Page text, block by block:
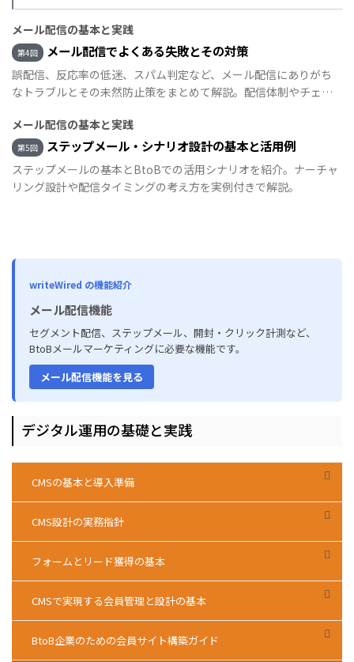
メール配信の基本と実践
第4回 メール配信でよくある失敗とその対策
誤配信、反応率の低迷、スパム判定など、メール配信にありがち
なトラブルとその未然防止策をまとめて解説。配信体制やチェッ
メール配信の基本と実践
第5回 ステップメール・シナリオ設計の基本と活用例
ステップメールの基本とBtoBでの活用シナリオを紹介。ナーチャ
リング設計や配信タイミングの考え方を実例付きで解説。
writeWired の機能紹介
メール配信機能
セグメント配信、ステップメール、開封・クリック計測など、
BtoBメールマーケティングに必要な機能です。
メール配信機能を見る
デジタル運用の基礎と実践
CMSの基本と導入準備
CMS設計の実務指針
フォームとリード獲得の基本
CMSで実現する会員管理と設計の基本
BtoB企業のための会員サイト構築ガイド